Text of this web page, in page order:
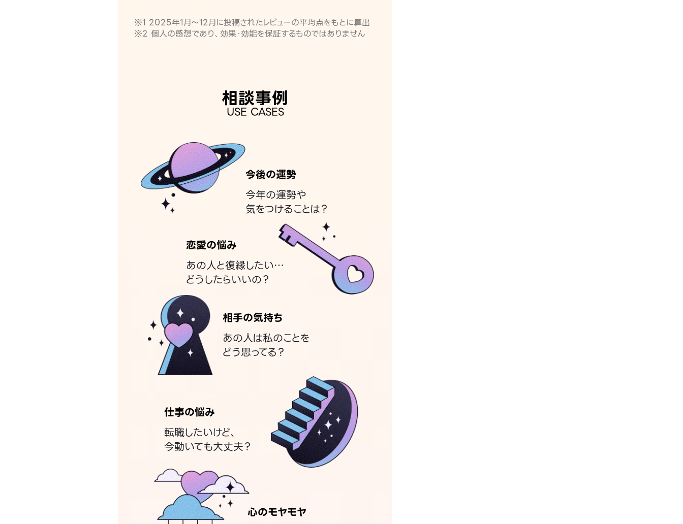
※1 2025年1月〜12月に投稿されたレビューの平均点をもとに算出
※2 個人の感想であり、効果・効能を保証するものではありません
相談事例
USE CASES
今後の運勢
今年の運勢や
気をつけることは？
恋愛の悩み
あの人と復縁したい…
どうしたらいいの？
相手の気持ち
あの人は私のことを
どう思ってる？
仕事の悩み
転職したいけど、
今動いても大丈夫？
心のモヤモヤ